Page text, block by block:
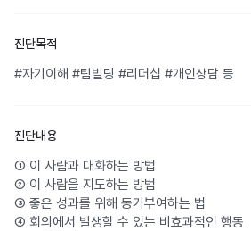
진단목적
#자기이해 #팀빌딩 #리더십 #개인상담 등
진단내용
① 이 사람과 대화하는 방법
② 이 사람을 지도하는 방법
③ 좋은 성과를 위해 동기부여하는 법
④ 회의에서 발생할 수 있는 비효과적인 행동